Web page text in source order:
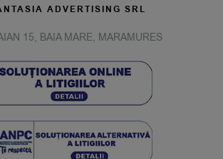
ADVERTISING SRL
15, BAIA MARE, MARAMURES